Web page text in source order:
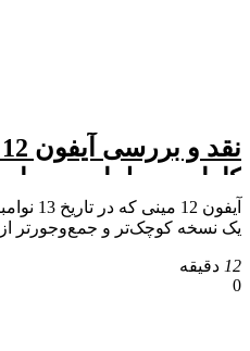
کارایی و طراحی در
یک نسخه کوچک‌تر و جمع‌وجورتر از
12 دقیقه
0